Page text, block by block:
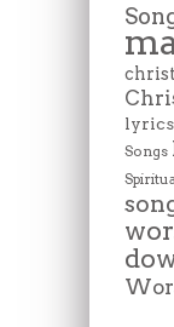
lyrics
Songs